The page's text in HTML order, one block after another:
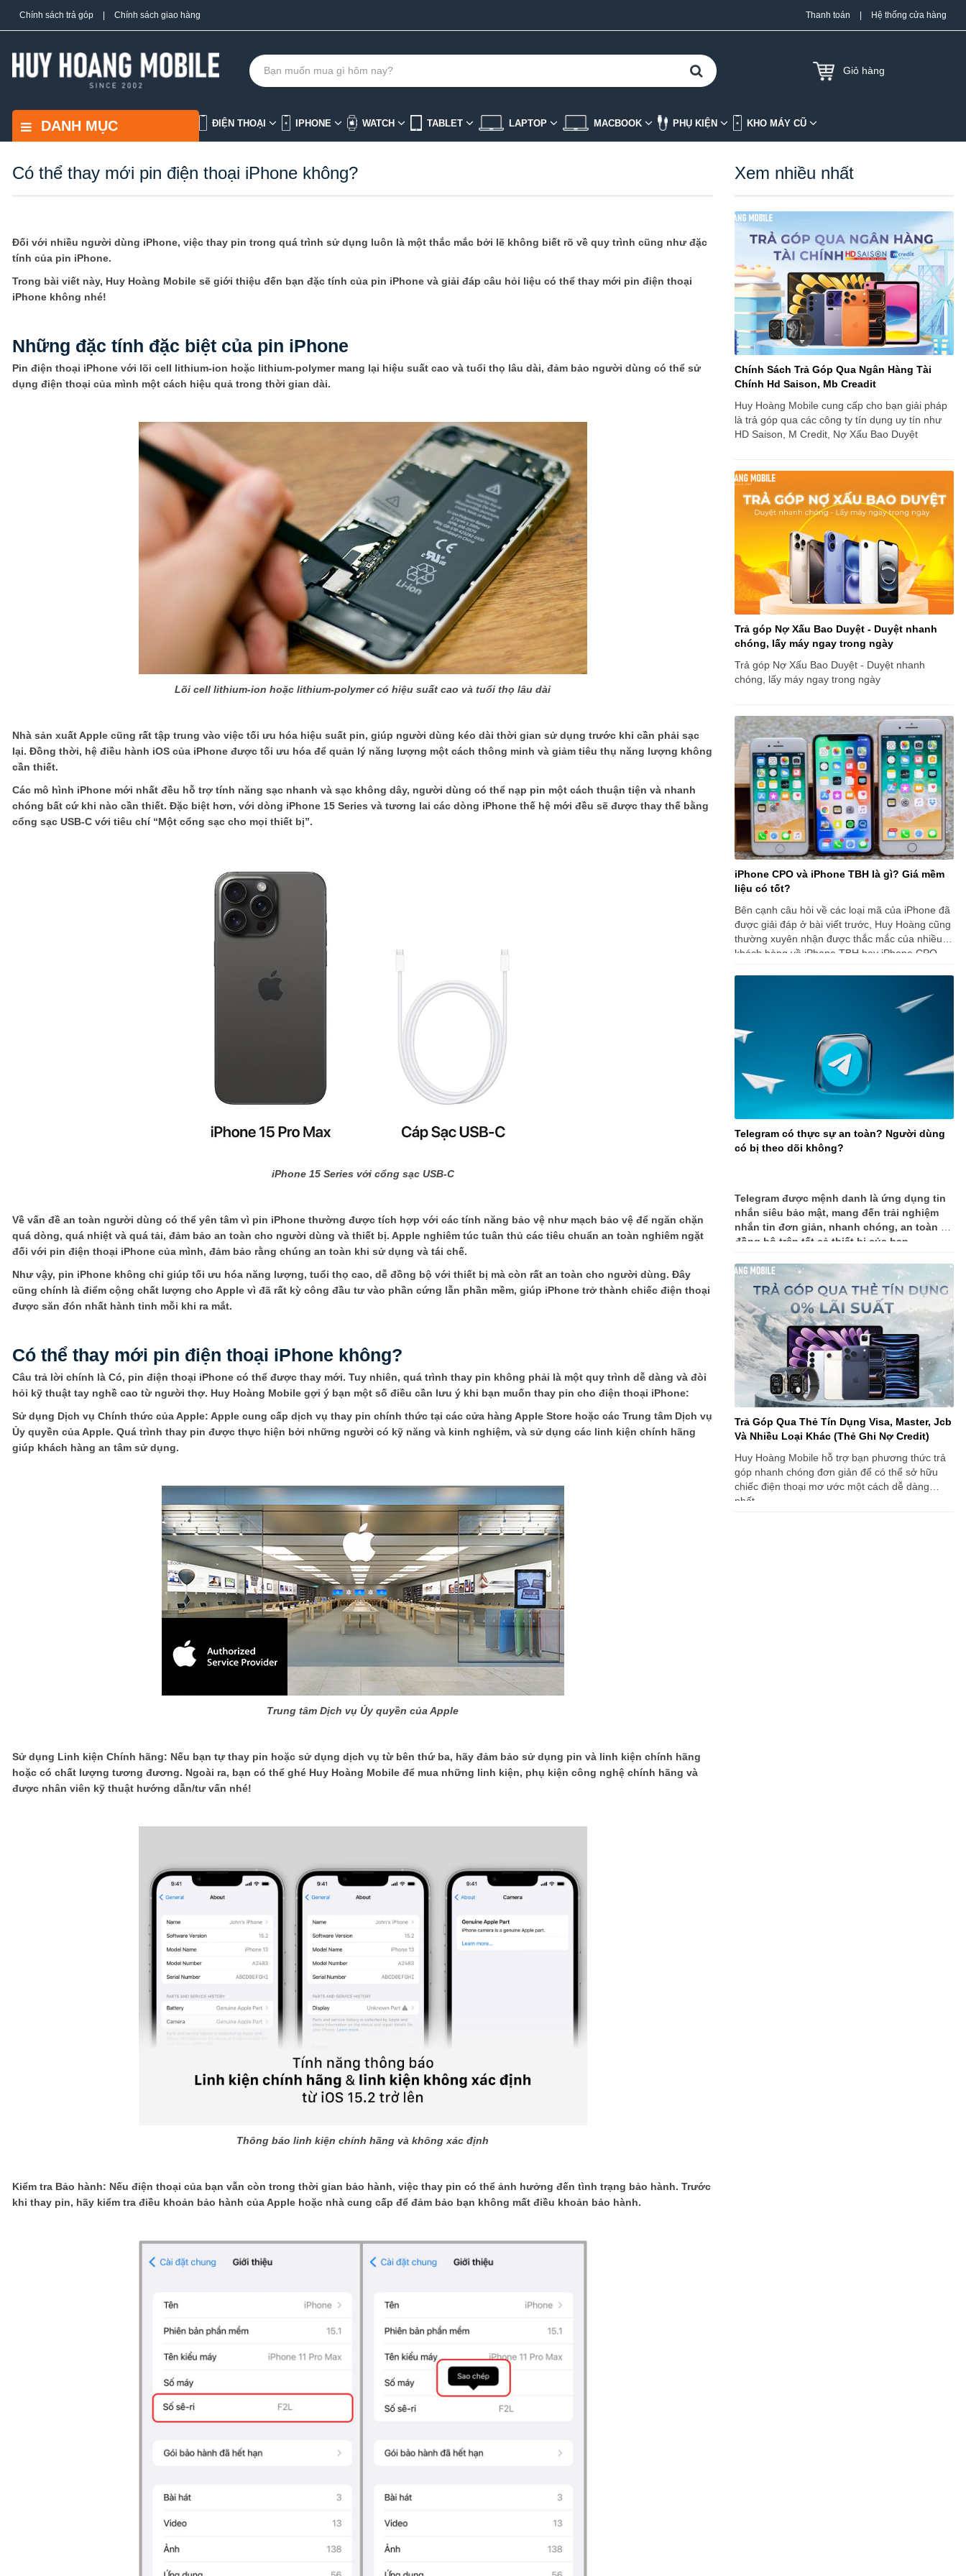
Chính sách trả góp Chính sách giao hàng Thanh toán Hệ thống cửa hàng
Giỏ hàng
DANH MỤC ĐIỆN THOẠI IPHONE WATCH TABLET LAPTOP MACBOOK PHỤ KIỆN KHO MÁY CŨ
Có thể thay mới pin điện thoại iPhone không?
Đối với nhiều người dùng iPhone, việc thay pin trong quá trình sử dụng luôn là một thắc mắc bởi lẽ không biết rõ về quy trình cũng như đặc
tính của pin iPhone.
Trong bài viết này, Huy Hoàng Mobile sẽ giới thiệu đến bạn đặc tính của pin iPhone và giải đáp câu hỏi liệu có thể thay mới pin điện thoại
iPhone không nhé!
Những đặc tính đặc biệt của pin iPhone
Pin điện thoại iPhone với lõi cell lithium-ion hoặc lithium-polymer mang lại hiệu suất cao và tuổi thọ lâu dài, đảm bảo người dùng có thể sử
dụng điện thoại của mình một cách hiệu quả trong thời gian dài.
Lõi cell lithium-ion hoặc lithium-polymer có hiệu suất cao và tuổi thọ lâu dài
Nhà sản xuất Apple cũng rất tập trung vào việc tối ưu hóa hiệu suất pin, giúp người dùng kéo dài thời gian sử dụng trước khi cần phải sạc
lại. Đồng thời, hệ điều hành iOS của iPhone được tối ưu hóa để quản lý năng lượng một cách thông minh và giảm tiêu thụ năng lượng không
cần thiết.
Các mô hình iPhone mới nhất đều hỗ trợ tính năng sạc nhanh và sạc không dây, người dùng có thể nạp pin một cách thuận tiện và nhanh
chóng bất cứ khi nào cần thiết. Đặc biệt hơn, với dòng iPhone 15 Series và tương lai các dòng iPhone thế hệ mới đều sẽ được thay thế bằng
cổng sạc USB-C với tiêu chí “Một cổng sạc cho mọi thiết bị”.
iPhone 15 Series với cổng sạc USB-C
Về vấn đề an toàn người dùng có thể yên tâm vì pin iPhone thường được tích hợp với các tính năng bảo vệ như mạch bảo vệ để ngăn chặn
quá dòng, quá nhiệt và quá tải, đảm bảo an toàn cho người dùng và thiết bị. Apple nghiêm túc tuân thủ các tiêu chuẩn an toàn nghiêm ngặt
đối với pin điện thoại iPhone của mình, đảm bảo rằng chúng an toàn khi sử dụng và tái chế.
Như vậy, pin iPhone không chỉ giúp tối ưu hóa năng lượng, tuổi thọ cao, dễ đồng bộ với thiết bị mà còn rất an toàn cho người dùng. Đây
cũng chính là điểm cộng chất lượng cho Apple vì đã rất kỳ công đầu tư vào phần cứng lẫn phần mềm, giúp iPhone trở thành chiếc điện thoại
được săn đón nhất hành tinh mỗi khi ra mắt.
Có thể thay mới pin điện thoại iPhone không?
Câu trả lời chính là Có, pin điện thoại iPhone có thể được thay mới. Tuy nhiên, quá trình thay pin không phải là một quy trình dễ dàng và đòi
hỏi kỹ thuật tay nghề cao từ người thợ. Huy Hoàng Mobile gợi ý bạn một số điều cần lưu ý khi bạn muốn thay pin cho điện thoại iPhone:
Sử dụng Dịch vụ Chính thức của Apple: Apple cung cấp dịch vụ thay pin chính thức tại các cửa hàng Apple Store hoặc các Trung tâm Dịch vụ
Ủy quyền của Apple. Quá trình thay pin được thực hiện bởi những người có kỹ năng và kinh nghiệm, và sử dụng các linh kiện chính hãng
giúp khách hàng an tâm sử dụng.
Trung tâm Dịch vụ Ủy quyền của Apple
Sử dụng Linh kiện Chính hãng: Nếu bạn tự thay pin hoặc sử dụng dịch vụ từ bên thứ ba, hãy đảm bảo sử dụng pin và linh kiện chính hãng
hoặc có chất lượng tương đương. Ngoài ra, bạn có thể ghé Huy Hoàng Mobile để mua những linh kiện, phụ kiện công nghệ chính hãng và
được nhân viên kỹ thuật hướng dẫn/tư vấn nhé!
Thông báo linh kiện chính hãng và không xác định
Kiểm tra Bảo hành: Nếu điện thoại của bạn vẫn còn trong thời gian bảo hành, việc thay pin có thể ảnh hưởng đến tình trạng bảo hành. Trước
khi thay pin, hãy kiểm tra điều khoản bảo hành của Apple hoặc nhà cung cấp để đảm bảo bạn không mất điều khoản bảo hành.
Xem nhiều nhất
Chính Sách Trả Góp Qua Ngân Hàng Tài
Chính Hd Saison, Mb Creadit
Huy Hoàng Mobile cung cấp cho bạn giải pháp
là trả góp qua các công ty tín dụng uy tín như
HD Saison, M Credit, Nợ Xấu Bao Duyệt
Trả góp Nợ Xấu Bao Duyệt - Duyệt nhanh
chóng, lấy máy ngay trong ngày
Trả góp Nợ Xấu Bao Duyệt - Duyệt nhanh
chóng, lấy máy ngay trong ngày
iPhone CPO và iPhone TBH là gì? Giá mềm
liệu có tốt?
Bên cạnh câu hỏi về các loại mã của iPhone đã
được giải đáp ở bài viết trước, Huy Hoàng cũng
thường xuyên nhận được thắc mắc của nhiều
khách hàng về iPhone TBH hay iPhone CPO.
Telegram có thực sự an toàn? Người dùng
có bị theo dõi không?
Telegram được mệnh danh là ứng dụng tin
nhắn siêu bảo mật, mang đến trải nghiệm
nhắn tin đơn giản, nhanh chóng, an toàn và
đồng bộ trên tất cả thiết bị của bạn.
Trả Góp Qua Thẻ Tín Dụng Visa, Master, Jcb
Và Nhiều Loại Khác (Thẻ Ghi Nợ Credit)
Huy Hoàng Mobile hỗ trợ bạn phương thức trả
góp nhanh chóng đơn giản để có thể sở hữu
chiếc điện thoại mơ ước một cách dễ dàng
nhất.